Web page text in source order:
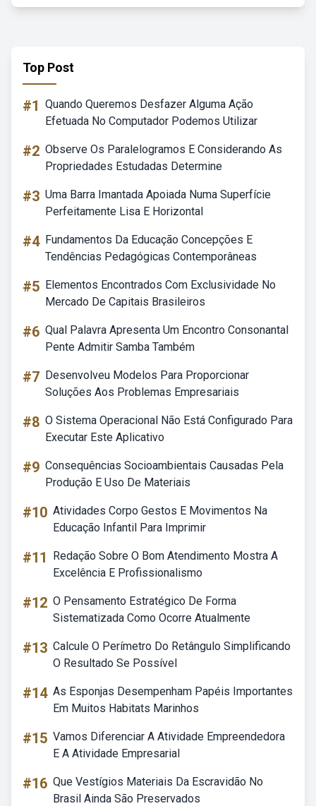
Top Post
#1 Quando Queremos Desfazer Alguma Ação
Efetuada No Computador Podemos Utilizar
#2 Observe Os Paralelogramos E Considerando As
Propriedades Estudadas Determine
#3 Uma Barra Imantada Apoiada Numa Superfície
Perfeitamente Lisa E Horizontal
#4 Fundamentos Da Educação Concepções E
Tendências Pedagógicas Contemporâneas
#5 Elementos Encontrados Com Exclusividade No
Mercado De Capitais Brasileiros
#6 Qual Palavra Apresenta Um Encontro Consonantal
Pente Admitir Samba Também
#7 Desenvolveu Modelos Para Proporcionar
Soluções Aos Problemas Empresariais
#8 O Sistema Operacional Não Está Configurado Para
Executar Este Aplicativo
#9 Consequências Socioambientais Causadas Pela
Produção E Uso De Materiais
#10 Atividades Corpo Gestos E Movimentos Na
Educação Infantil Para Imprimir
#11
Redação Sobre O Bom Atendimento Mostra A
Excelência E Profissionalismo
#12 O Pensamento Estratégico De Forma
Sistematizada Como Ocorre Atualmente
#13 Calcule O Perímetro Do Retângulo Simplificando
O Resultado Se Possível
#14 As Esponjas Desempenham Papéis Importantes
Em Muitos Habitats Marinhos
#15 Vamos Diferenciar A Atividade Empreendedora
E A Atividade Empresarial
#16 Que Vestígios Materiais Da Escravidão No
Brasil Ainda São Preservados